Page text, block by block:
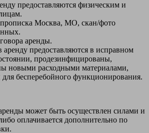
предоставляются физическим и
Москва, МО, скан/фото
аренды.
аренду предоставляются в исправном
продезинфицированы,
новыми расходными материалами,
бесперебойного функционирования.
может быть осуществлен силами и
оплачивается дополнительно по